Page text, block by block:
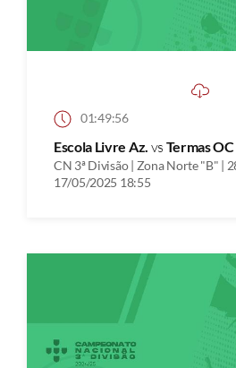
01:49:56
Escola Livre Az. vs Termas OC
CN 3ª Divisão | Zona Norte "B" |
17/05/2025 18:55